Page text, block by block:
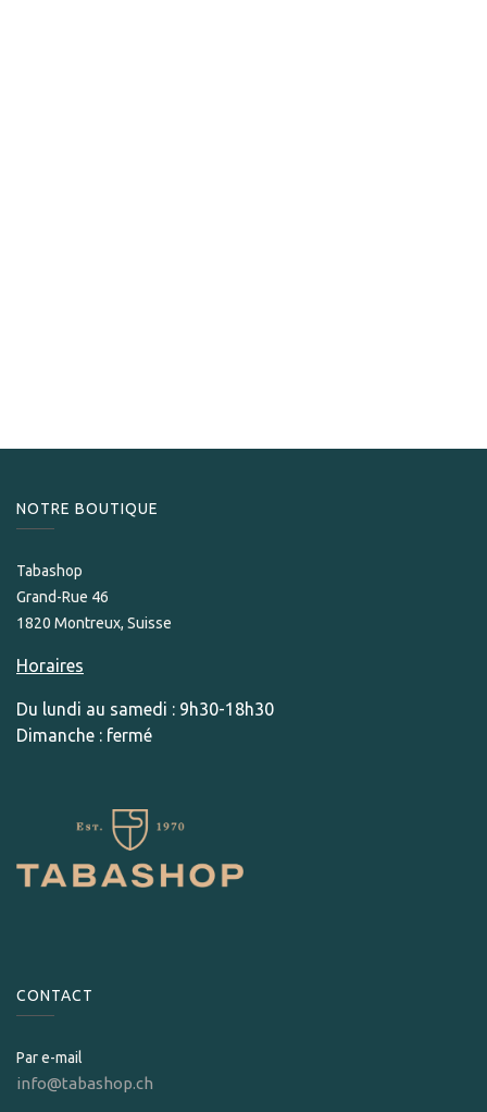
NOTRE BOUTIQUE
Tabashop
Grand-Rue 46
1820 Montreux, Suisse
Horaires
Du lundi au samedi : 9h30-18h30
Dimanche : fermé
CONTACT
Par e-mail
info@tabashop.ch